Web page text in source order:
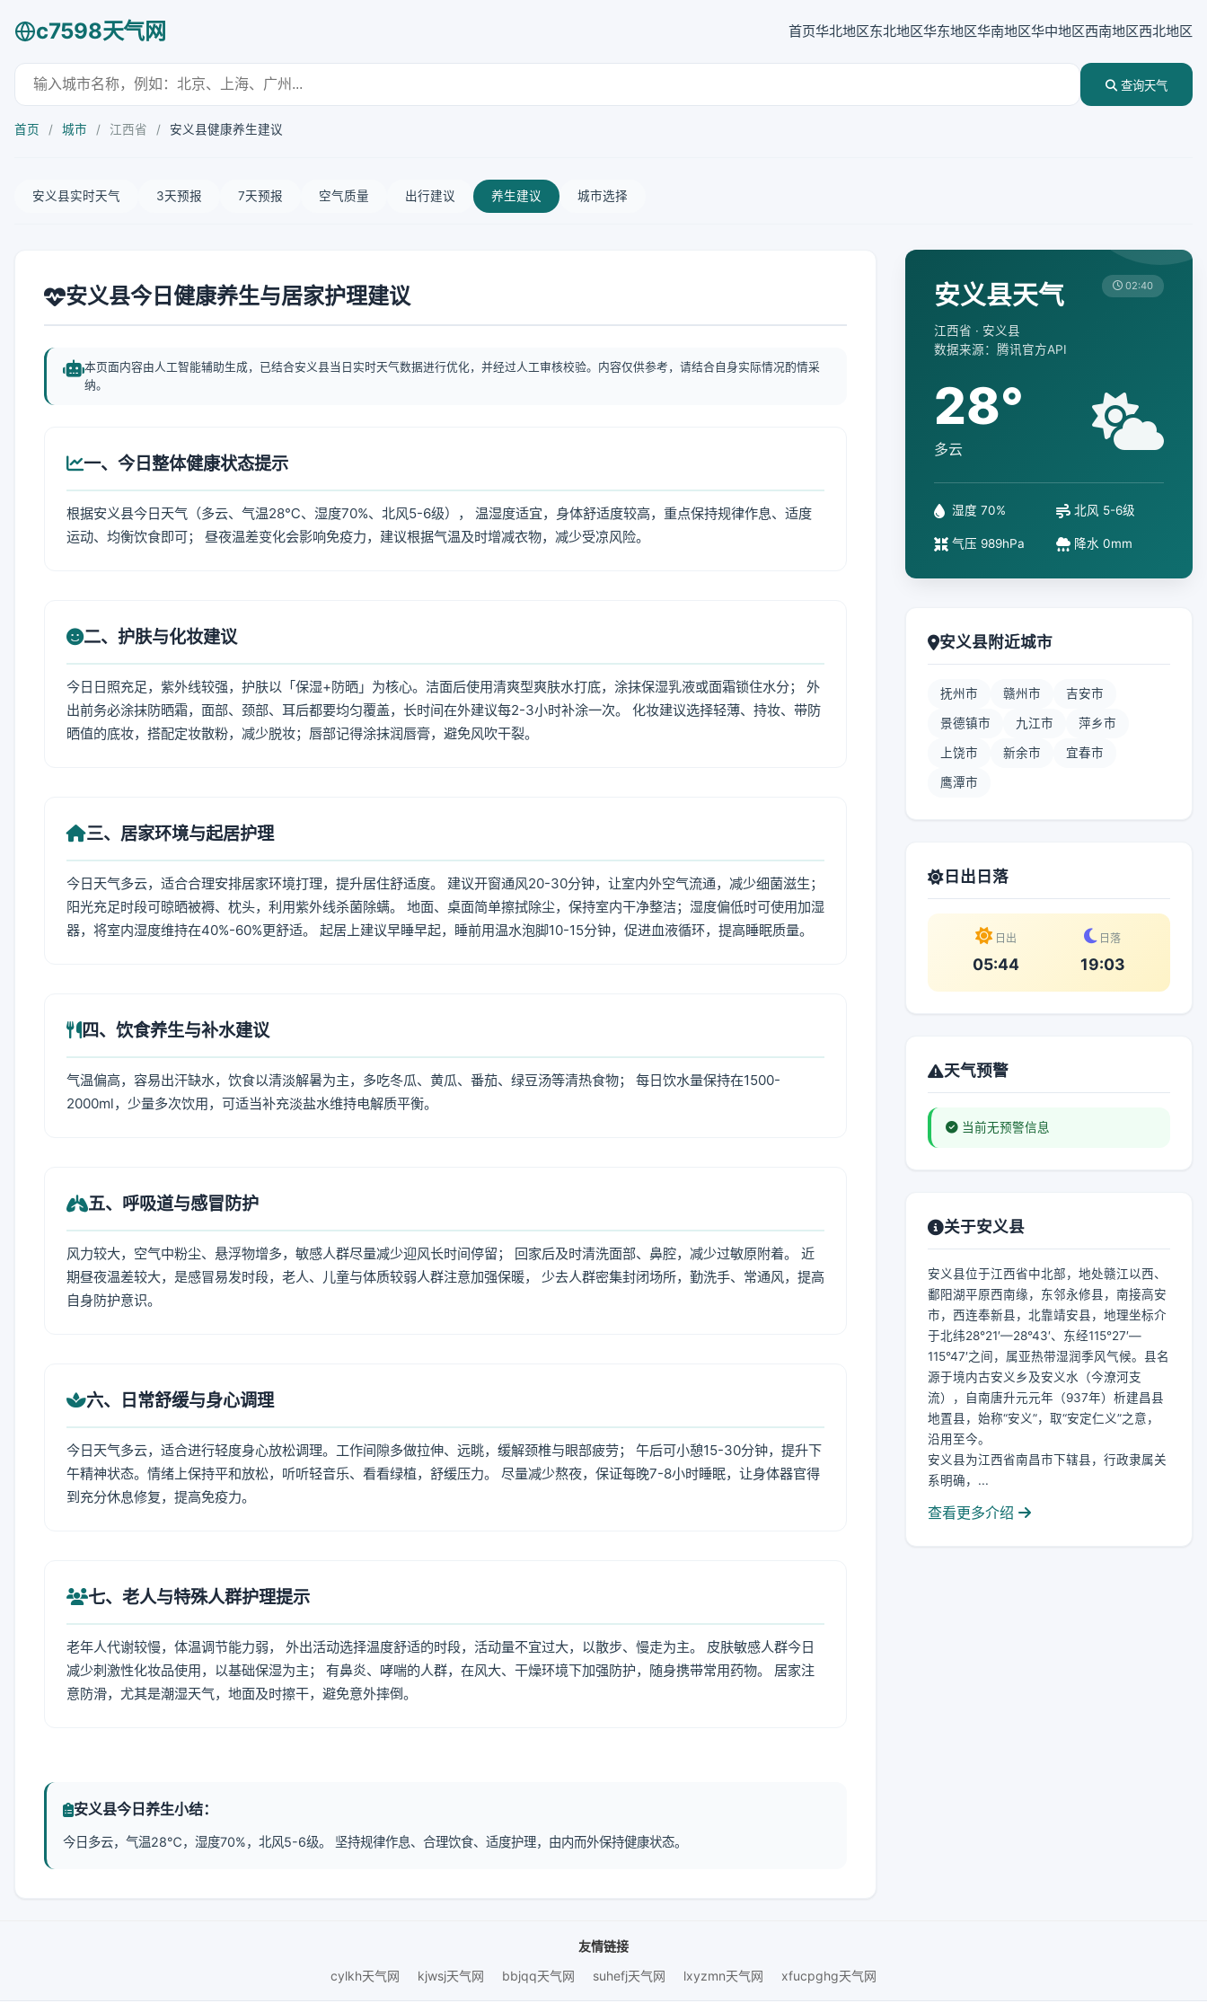
c7598天气网 首页华北地区东北地区华东地区华南地区华中地区西南地区西北地区
查询天气
首页 / 城市 / 江西省 / 安义县健康养生建议
安义县实时天气 3天预报 7天预报 空气质量 出行建议 养生建议 城市选择
安义县今日健康养生与居家护理建议
本页面内容由人工智能辅助生成，已结合安义县当日实时天气数据进行优化，并经过人工审核校验。内容仅供参考，请结合自身实际情况酌情采
纳。
一、今日整体健康状态提示
根据安义县今日天气（多云、气温28℃、湿度70%、北风5-6级）， 温湿度适宜，身体舒适度较高，重点保持规律作息、适度
运动、均衡饮食即可； 昼夜温差变化会影响免疫力，建议根据气温及时增减衣物，减少受凉风险。
二、护肤与化妆建议
今日日照充足，紫外线较强，护肤以「保湿+防晒」为核心。洁面后使用清爽型爽肤水打底，涂抹保湿乳液或面霜锁住水分； 外
出前务必涂抹防晒霜，面部、颈部、耳后都要均匀覆盖，长时间在外建议每2-3小时补涂一次。 化妆建议选择轻薄、持妆、带防
晒值的底妆，搭配定妆散粉，减少脱妆；唇部记得涂抹润唇膏，避免风吹干裂。
三、居家环境与起居护理
今日天气多云，适合合理安排居家环境打理，提升居住舒适度。 建议开窗通风20-30分钟，让室内外空气流通，减少细菌滋生；
阳光充足时段可晾晒被褥、枕头，利用紫外线杀菌除螨。 地面、桌面简单擦拭除尘，保持室内干净整洁；湿度偏低时可使用加湿
器，将室内湿度维持在40%-60%更舒适。 起居上建议早睡早起，睡前用温水泡脚10-15分钟，促进血液循环，提高睡眠质量。
四、饮食养生与补水建议
气温偏高，容易出汗缺水，饮食以清淡解暑为主，多吃冬瓜、黄瓜、番茄、绿豆汤等清热食物； 每日饮水量保持在1500-
2000ml，少量多次饮用，可适当补充淡盐水维持电解质平衡。
五、呼吸道与感冒防护
风力较大，空气中粉尘、悬浮物增多，敏感人群尽量减少迎风长时间停留； 回家后及时清洗面部、鼻腔，减少过敏原附着。 近
期昼夜温差较大，是感冒易发时段，老人、儿童与体质较弱人群注意加强保暖， 少去人群密集封闭场所，勤洗手、常通风，提高
自身防护意识。
六、日常舒缓与身心调理
今日天气多云，适合进行轻度身心放松调理。工作间隙多做拉伸、远眺，缓解颈椎与眼部疲劳； 午后可小憩15-30分钟，提升下
午精神状态。情绪上保持平和放松，听听轻音乐、看看绿植，舒缓压力。 尽量减少熬夜，保证每晚7-8小时睡眠，让身体器官得
到充分休息修复，提高免疫力。
七、老人与特殊人群护理提示
老年人代谢较慢，体温调节能力弱， 外出活动选择温度舒适的时段，活动量不宜过大，以散步、慢走为主。 皮肤敏感人群今日
减少刺激性化妆品使用，以基础保湿为主； 有鼻炎、哮喘的人群，在风大、干燥环境下加强防护，随身携带常用药物。 居家注
意防滑，尤其是潮湿天气，地面及时擦干，避免意外摔倒。
安义县今日养生小结：
今日多云，气温28℃，湿度70%，北风5-6级。 坚持规律作息、合理饮食、适度护理，由内而外保持健康状态。
安义县天气
江西省 · 安义县
数据来源：腾讯官方API
02:40
28°
多云
湿度 70% 北风 5-6级
气压 989hPa 降水 0mm
安义县附近城市
抚州市 赣州市 吉安市
景德镇市 九江市 萍乡市
上饶市 新余市 宜春市
鹰潭市
日出日落
日出
05:44
日落
19:03
天气预警
当前无预警信息
关于安义县
安义县位于江西省中北部，地处赣江以西、
鄱阳湖平原西南缘，东邻永修县，南接高安
市，西连奉新县，北靠靖安县，地理坐标介
于北纬28°21′—28°43′、东经115°27′—
115°47′之间，属亚热带湿润季风气候。县名
源于境内古安义乡及安义水（今潦河支
流），自南唐升元元年（937年）析建昌县
地置县，始称“安义”，取“安定仁义”之意，
沿用至今。
安义县为江西省南昌市下辖县，行政隶属关
系明确，...
查看更多介绍
友情链接
cylkh天气网
kjwsj天气网 bbjqq天气网 suhefj天气网 lxyzmn天气网 xfucpghg天气网